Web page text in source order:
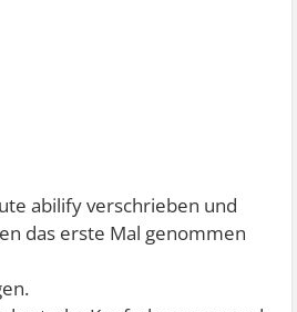
abilify verschrieben und
das erste Mal genommen